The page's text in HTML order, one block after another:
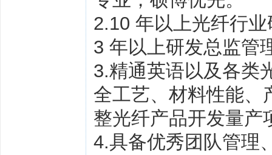
2.10 年以上光纤行
3 年以上研发总监管
3.精通英语以及各类
全工艺、材料性能、
整光纤产品开发量产
4.具备优秀团队管理